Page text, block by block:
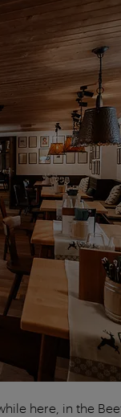
here, in the